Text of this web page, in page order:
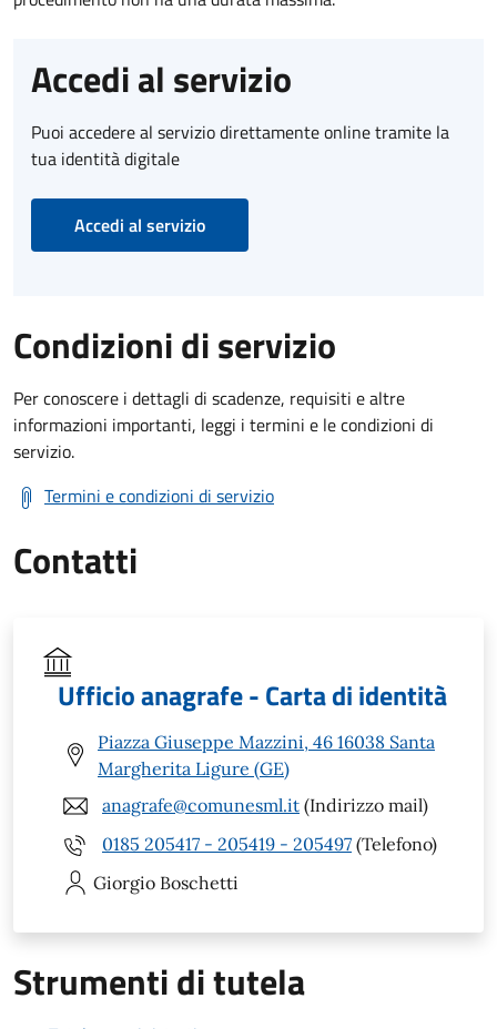
Accedi al servizio
Puoi accedere al servizio direttamente online tramite la
tua identità digitale
Accedi al servizio
Condizioni di servizio
Per conoscere i dettagli di scadenze, requisiti e altre
informazioni importanti, leggi i termini e le condizioni di
servizio.
Termini e condizioni di servizio
Contatti
Ufficio anagrafe - Carta di identità
Piazza Giuseppe Mazzini, 46 16038 Santa
Margherita Ligure (GE)
anagrafe@comunesml.it (Indirizzo mail)
0185 205417 - 205419 - 205497 (Telefono)
Giorgio Boschetti
Strumenti di tutela